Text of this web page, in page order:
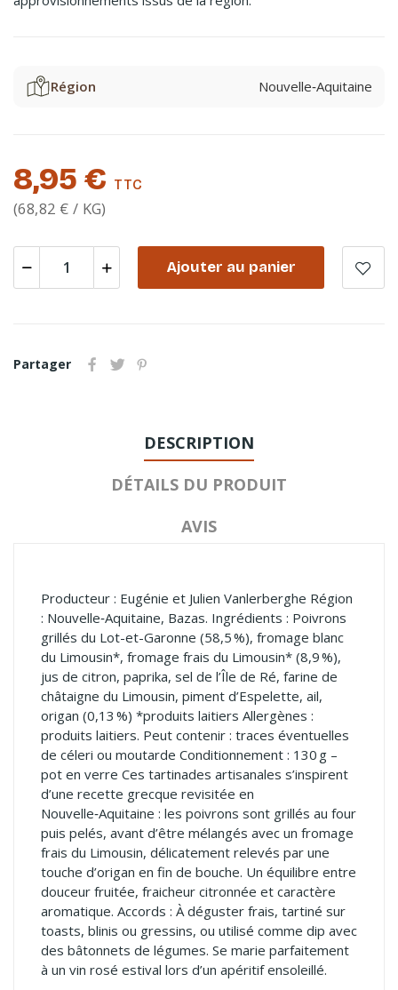
Région Nouvelle‑Aquitaine
8,95 € TTC
(68,82 € / KG)
Ajouter au panier
Partager
DESCRIPTION
DÉTAILS DU PRODUIT
AVIS
Producteur : Eugénie et Julien Vanlerberghe Région
: Nouvelle‑Aquitaine, Bazas. Ingrédients : Poivrons
grillés du Lot-et-Garonne (58,5 %), fromage blanc
du Limousin*, fromage frais du Limousin* (8,9 %),
jus de citron, paprika, sel de l’Île de Ré, farine de
châtaigne du Limousin, piment d’Espelette, ail,
origan (0,13 %) *produits laitiers Allergènes :
produits laitiers. Peut contenir : traces éventuelles
de céleri ou moutarde Conditionnement : 130 g –
pot en verre Ces tartinades artisanales s’inspirent
d’une recette grecque revisitée en
Nouvelle‑Aquitaine : les poivrons sont grillés au four
puis pelés, avant d’être mélangés avec un fromage
frais du Limousin, délicatement relevés par une
touche d’origan en fin de bouche. Un équilibre entre
douceur fruitée, fraicheur citronnée et caractère
aromatique. Accords : À déguster frais, tartiné sur
toasts, blinis ou gressins, ou utilisé comme dip avec
des bâtonnets de légumes. Se marie parfaitement
à un vin rosé estival lors d’un apéritif ensoleillé.